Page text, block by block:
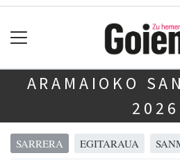
ARAMAIOKO
2026
SARRERA EGITARAUA